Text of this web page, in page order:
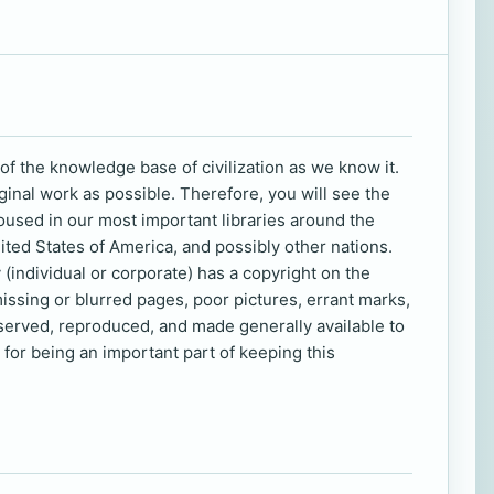
the knowledge base of civilization as we know it.
work as possible. Therefore, you will see the
in our most important libraries around the
States of America, and possibly other nations.
or corporate) has a copyright on the
or blurred pages, poor pictures, errant marks,
reproduced, and made generally available to
being an important part of keeping this